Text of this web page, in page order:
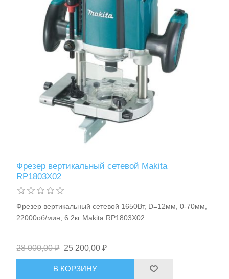
Фрезер вертикальный сетевой Makita
RP1803X02
Фрезер вертикальный сетевой 1650Вт, D=12мм, 0-70мм,
22000об/мин, 6.2кг Makita RP1803X02
28 000,00 ₽ 25 200,00 ₽
В КОРЗИНУ